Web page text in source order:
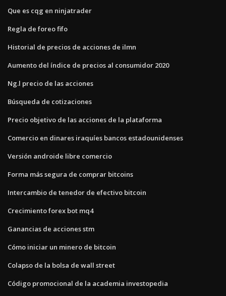
Que es cqg en ninjatrader
Regla de foreo fifo
Historial de precios de acciones de ilmn
Aumento del índice de precios al consumidor 2020
Ng.l precio de las acciones
Búsqueda de cotizaciones
Precio objetivo de las acciones de la plataforma
Comercio en dinares iraquíes bancos estadounidenses
Versión androide libre comercio
Forma más segura de comprar bitcoins
Intercambio de tenedor de efectivo bitcoin
Crecimiento forex bot mq4
Ganancias de acciones stm
Cómo iniciar un minero de bitcoin
Colapso de la bolsa de wall street
Código promocional de la academia investopedia